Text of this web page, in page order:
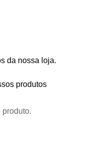
da nossa loja.
produtos
produto.